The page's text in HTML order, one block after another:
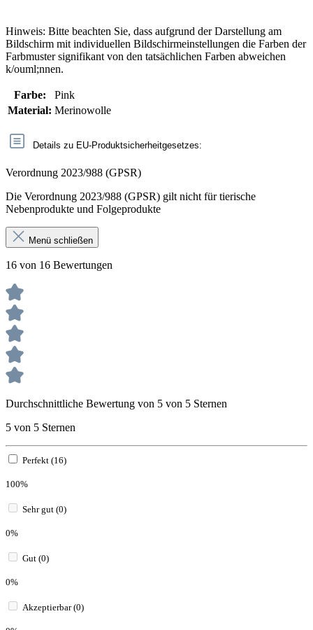
Hinweis: Bitte beachten Sie, dass aufgrund der Darstellung am
Bildschirm mit individuellen Bildschirmeinstellungen die Farben der
Farbmuster signifikant von den tatsächlichen Farben abweichen
k/ouml;nnen.
Farbe:
Pink
Material: Merinowolle
Details zu EU-Produktsicherheitgesetzes:
Verordnung 2023/988 (GPSR)
Die Verordnung 2023/988 (GPSR) gilt nicht für tierische
Nebenprodukte und Folgeprodukte
Menü schließen
16 von 16 Bewertungen
Durchschnittliche Bewertung von 5 von 5 Sternen
5 von 5 Sternen
Perfekt (16)
100%
Sehr gut (0)
0%
Gut (0)
0%
Akzeptierbar (0)